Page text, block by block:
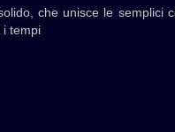
che unisce le semplici
i tempi